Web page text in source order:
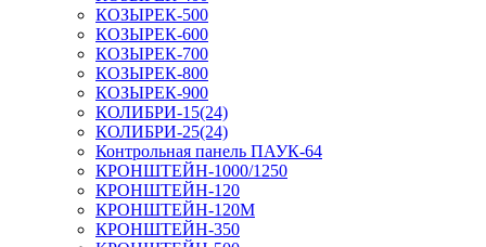
КОЗЫРЕК-500
КОЗЫРЕК-600
КОЗЫРЕК-700
КОЗЫРЕК-800
КОЗЫРЕК-900
КОЛИБРИ-15(24)
КОЛИБРИ-25(24)
Контрольная панель ПАУК-64
КРОНШТЕЙН-1000/1250
КРОНШТЕЙН-120
КРОНШТЕЙН-120М
КРОНШТЕЙН-350